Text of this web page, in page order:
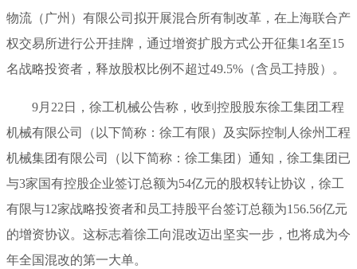
物流（广州）有限公司拟开展混合所有制改革，在上海联合产
权交易所进行公开挂牌，通过增资扩股方式公开征集1名至15
名战略投资者，释放股权比例不超过49.5%（含员工持股）。
9月22日，徐工机械公告称，收到控股股东徐工集团工程
机械有限公司（以下简称：徐工有限）及实际控制人徐州工程
机械集团有限公司（以下简称：徐工集团）通知，徐工集团已
与3家国有控股企业签订总额为54亿元的股权转让协议，徐工
有限与12家战略投资者和员工持股平台签订总额为156.56亿元
的增资协议。这标志着徐工向混改迈出坚实一步，也将成为今
年全国混改的第一大单。